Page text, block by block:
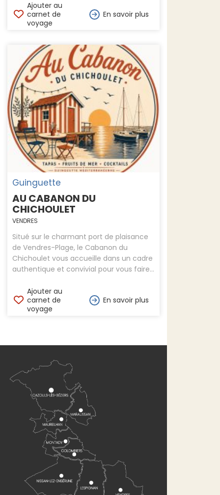
Ajouter au
carnet de
voyage
En savoir plus
Guinguette
AU CABANON DU
CHICHOULET
VENDRES
Situé sur le charmant port de plaisance
de Vendres-Plage, le Cabanon du
Chichoulet vous accueille dans un cadre
authentique et convivial pour vous faire...
Ajouter au
carnet de
voyage
En savoir plus